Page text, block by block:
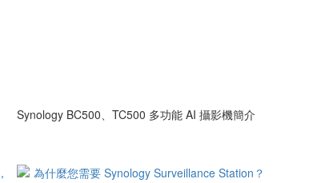
Synology BC500、TC500 多功能 AI 攝影機簡介